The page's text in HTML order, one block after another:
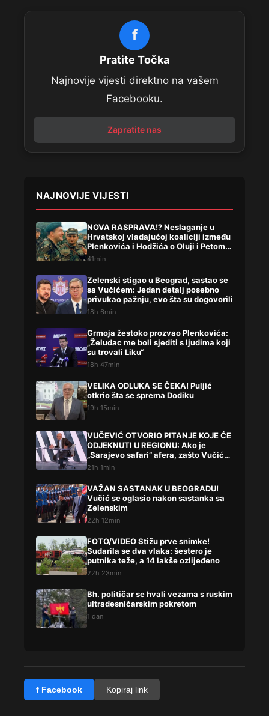
f
Pratite Točka
Najnovije vijesti direktno na vašem
Facebooku.
Zapratite nas
NAJNOVIJE VIJESTI
NOVA RASPRAVA!? Neslaganje u
Hrvatskoj vladajućoj koaliciji između
Plenkovića i Hodžića o Oluji i Petom
korpusu ARBIH!
41min
Zelenski stigao u Beograd, sastao se
sa Vučićem: Jedan detalj posebno
privukao pažnju, evo šta su dogovorili
18h 6min
Grmoja žestoko prozvao Plenkovića:
„Želudac me boli sjediti s ljudima koji
su trovali Liku“
18h 47min
VELIKA ODLUKA SE ČEKA! Puljić
otkrio šta se sprema Dodiku
19h 15min
VUČEVIĆ OTVORIO PITANJE KOJE ĆE
ODJEKNUTI U REGIONU: Ako je
„Sarajevo safari“ afera, zašto Vučića
niste procesuirali?!
21h 1min
VAŽAN SASTANAK U BEOGRADU!
Vučić se oglasio nakon sastanka sa
Zelenskim
22h 12min
FOTO/VIDEO Stižu prve snimke!
Sudarila se dva vlaka: šestero je
putnika teže, a 14 lakše ozlijeđeno
22h 23min
Bh. političar se hvali vezama s ruskim
ultradesničarskim pokretom
1 dan
f Facebook Kopiraj link